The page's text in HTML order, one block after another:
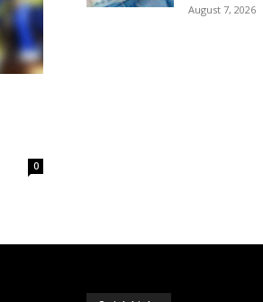
0
August 7, 2026